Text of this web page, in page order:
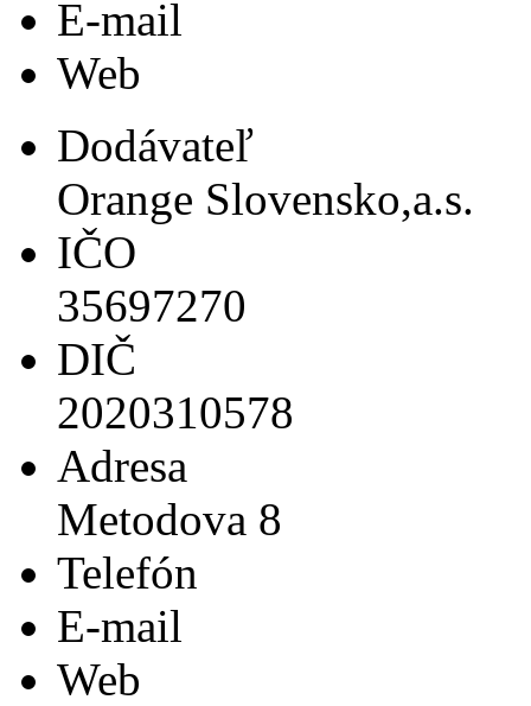
E-mail
Web
Dodávateľ
Orange Slovensko,a.s.
IČO
35697270
DIČ
2020310578
Adresa
Metodova 8
Telefón
E-mail
Web